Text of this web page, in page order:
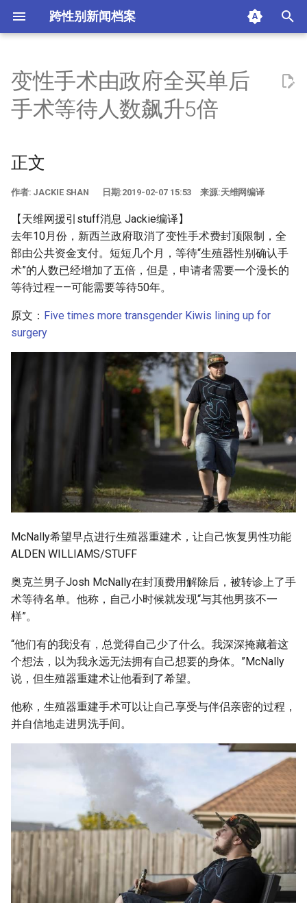
跨性别新闻档案
a
l
z
i
n
g
正文
天维网编译
摘要与附加信息
附加信息 [Processed Page
Metadata]
变性手术由政府全买单后
手术等待人数飙升5倍
正文
作者: JACKIE SHAN 日期:2019-02-07 15:53 来源:天维网编译
【天维网援引stuff消息 Jackie编译】
去年10月份，新西兰政府取消了变性手术费封顶限制，全
部由公共资金支付。短短几个月，等待“生殖器性别确认手
术”的人数已经增加了五倍，但是，申请者需要一个漫长的
等待过程——可能需要等待50年。
原文： Five times more transgender Kiwis lining up for
surgery
McNally希望早点进行生殖器重建术，让自己恢复男性功能
ALDEN WILLIAMS/STUFF
奥克兰男子Josh McNally在封顶费用解除后，被转诊上了手
术等待名单。他称，自己小时候就发现“与其他男孩不一
样”。
“他们有的我没有，总觉得自己少了什么。我深深掩藏着这
个想法，以为我永远无法拥有自己想要的身体。”McNally
说，但生殖器重建术让他看到了希望。
他称，生殖器重建手术可以让自己享受与伴侣亲密的过程，
并自信地走进男洗手间。